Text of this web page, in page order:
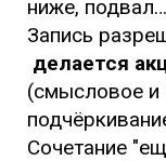
ниже, подвал…
Запись
делается
(смысловое и
Сочетание